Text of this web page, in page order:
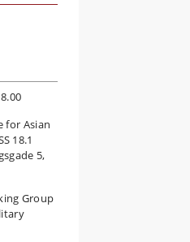
for Asian
18.1
5,
Group